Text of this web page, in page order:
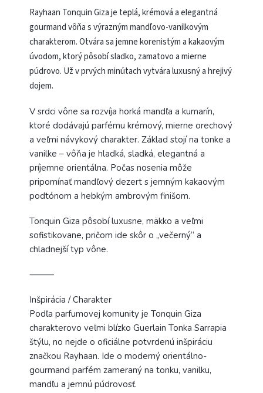
Rayhaan Tonquin Giza je teplá, krémová a elegantná
gourmand vôňa s výrazným mandľovo-vanilkovým
charakterom. Otvára sa jemne korenistým a kakaovým
úvodom, ktorý pôsobí sladko, zamatovo a mierne
púdrovo. Už v prvých minútach vytvára luxusný a hrejivý
dojem.
V srdci vône sa rozvíja horká mandľa a kumarín,
ktoré dodávajú parfému krémový, mierne orechový
a veľmi návykový charakter. Základ stojí na tonke a
vanilke – vôňa je hladká, sladká, elegantná a
príjemne orientálna. Počas nosenia môže
pripomínať mandľový dezert s jemným kakaovým
podtónom a hebkým ambrovým finišom.
Tonquin Giza pôsobí luxusne, mäkko a veľmi
sofistikovane, pričom ide skôr o „večerný“ a
chladnejší typ vône.
⸻
Inšpirácia / Charakter
Podľa parfumovej komunity je Tonquin Giza
charakterovo veľmi blízko Guerlain Tonka Sarrapia
štýlu, no nejde o oficiálne potvrdenú inšpiráciu
značkou Rayhaan. Ide o moderný orientálno-
gourmand parfém zameraný na tonku, vanilku,
mandľu a jemnú púdrovosť.